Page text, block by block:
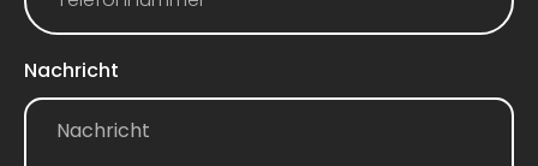
Nachricht